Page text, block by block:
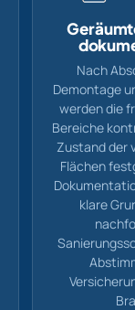
Nach
Demontage
werden die
Bereiche
Zustand der
Flächen
klare